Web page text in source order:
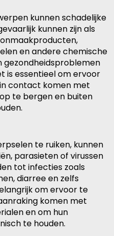
kunnen schadelijke
kunnen zijn als
en andere chemische
gezondheidsproblemen
is essentieel om ervoor
contact komen met
te bergen en buiten
te ruiken, kunnen
parasieten of virussen
tot infecties zoals
diarree en zelfs
om ervoor te
komen met
en om hun
te houden.